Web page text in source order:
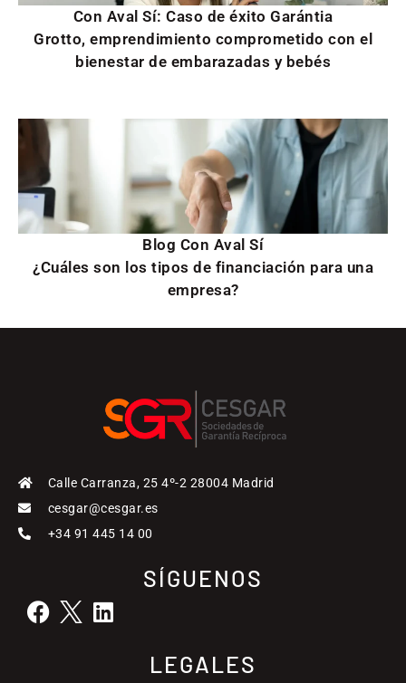
Con Aval Sí: Caso de éxito Garántia
Grotto, emprendimiento comprometido con el
bienestar de embarazadas y bebés
Blog Con Aval Sí
¿Cuáles son los tipos de financiación para una
empresa?
Calle Carranza, 25 4º-2 28004 Madrid
cesgar@cesgar.es
+34 91 445 14 00
SÍGUENOS
LEGALES